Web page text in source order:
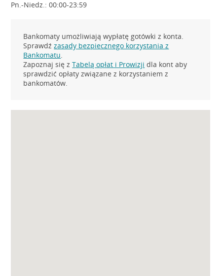
Pn.-Niedz.: 00:00-23:59
Bankomaty umożliwiają wypłatę gotówki z konta.
Sprawdźzasady bezpiecznego korzystania z
Bankomatu.
Zapoznaj się zTabelą opłat i Prowizji dla kont aby
sprawdzić opłaty związane z korzystaniem z
bankomatów.